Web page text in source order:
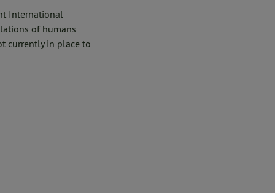
International
of humans
currently in place to